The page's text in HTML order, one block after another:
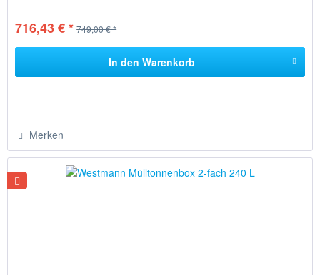
716,43 € * 749,00 € *
In den Warenkorb
Merken